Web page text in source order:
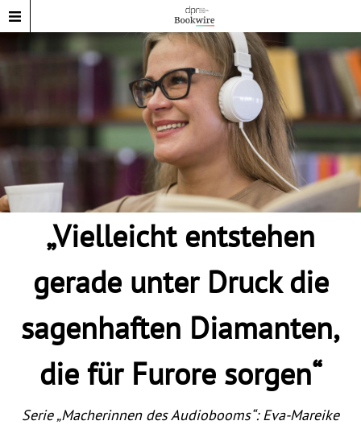
„Vielleicht entstehen
gerade unter Druck die
sagenhaften Diamanten,
die für Furore sorgen“
Serie „Macherinnen des Audiobooms“: Eva-Mareike